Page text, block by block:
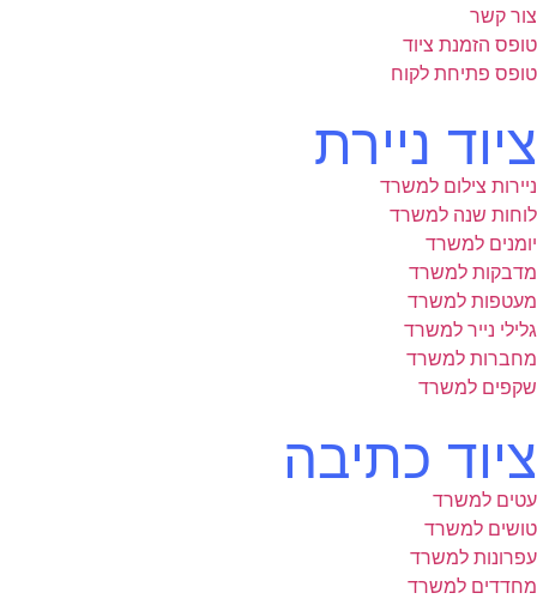
צור קשר
טופס הזמנת ציוד
טופס פתיחת לקוח
ציוד ניירת
ניירות צילום למשרד
לוחות שנה למשרד
יומנים למשרד
מדבקות למשרד
מעטפות למשרד
גלילי נייר למשרד
מחברות למשרד
שקפים למשרד
ציוד כתיבה
עטים למשרד
טושים למשרד
עפרונות למשרד
מחדדים למשרד